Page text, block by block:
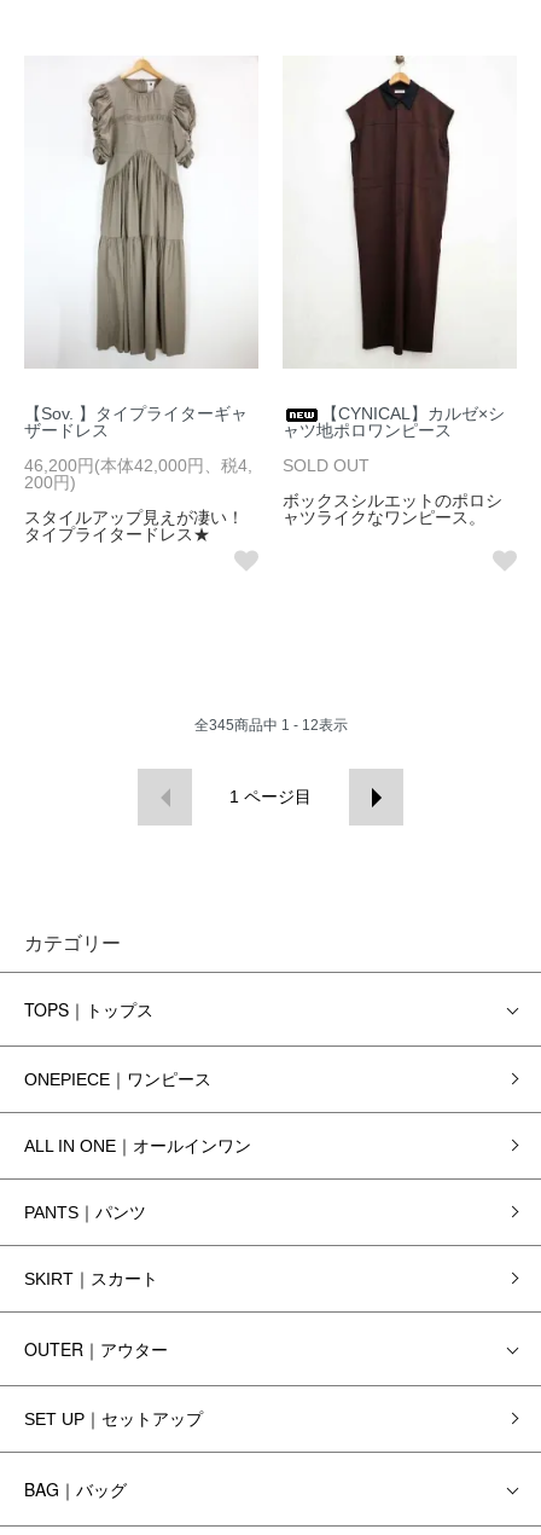
【Sov. 】タイプライターギャ
ザードレス
46,200円(本体42,000円、税4,
200円)
スタイルアップ見えが凄い！
タイプライタードレス★
【CYNICAL】カルゼ×シ
ャツ地ポロワンピース
SOLD OUT
ボックスシルエットのポロシ
ャツライクなワンピース。
全345商品中 1 - 12表示
1 ページ目
カテゴリー
TOPS｜トップス
ONEPIECE｜ワンピース
ALL IN ONE｜オールインワン
PANTS｜パンツ
SKIRT｜スカート
OUTER｜アウター
SET UP｜セットアップ
BAG｜バッグ